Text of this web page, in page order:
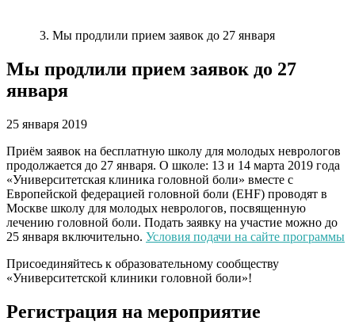
Мы продлили прием заявок до 27 января
Мы продлили прием заявок до 27
января
25 января 2019
Приём заявок на бесплатную школу для молодых неврологов
продолжается до 27 января. О школе: 13 и 14 марта 2019 года
«Университетская клиника головной боли» вместе с
Европейской федерацией головной боли (EHF) проводят в
Москве школу для молодых неврологов, посвященную
лечению головной боли. Подать заявку на участие можно до
25 января включительно. Условия подачи на сайте программы
Присоединяйтесь к образовательному сообществу
«Университетской клиники головной боли»!
Регистрация на мероприятие